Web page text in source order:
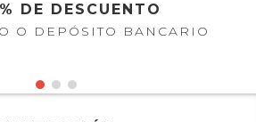
DE DESCUENTO
O DEPÓSITO BANCARIO